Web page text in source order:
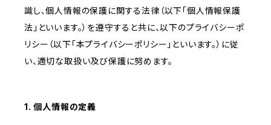
識し、個人情報の保護に関する法律（以下「個人情報保護
法」といいます。）を遵守すると共に、以下のプライバシーポ
リシー（以下「本プライバシーポリシー」といいます。）に従
い、適切な取扱い及び保護に努めます。
1. 個人情報の定義